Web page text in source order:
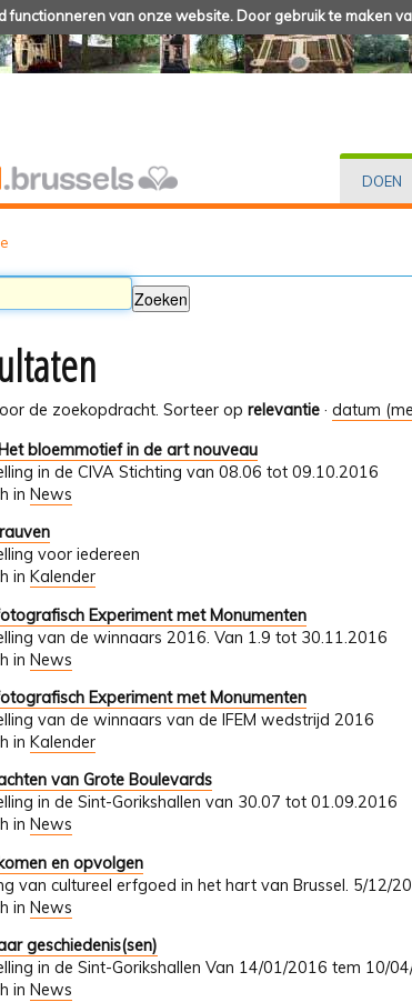
functionneren van onze website. Door gebruik te maken
DOEN
de zoekopdracht. Sorteer op relevantie · datum
bloemmotief in de art nouveau
in de CIVA Stichting van 08.06 tot 09.10.2016
in News
voor iedereen
in Kalender
Experiment met Monumenten
van de winnaars 2016. Van 1.9 tot 30.11.2016
in News
Experiment met Monumenten
van de winnaars van de IFEM wedstrijd 2016
in Kalender
van Grote Boulevards
in de Sint-Gorikshallen van 30.07 tot 01.09.2016
in News
en opvolgen
van cultureel erfgoed in het hart van Brussel. 5/12/
in News
geschiedenis(sen)
in de Sint-Gorikshallen Van 14/01/2016 tem 10/
in News